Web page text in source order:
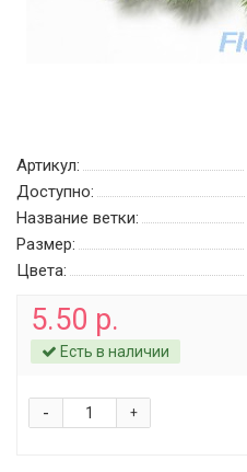
Артикул:
Доступно:
Название ветки:
Размер:
Цвета:
5.50 р.
Есть в наличии
+
-